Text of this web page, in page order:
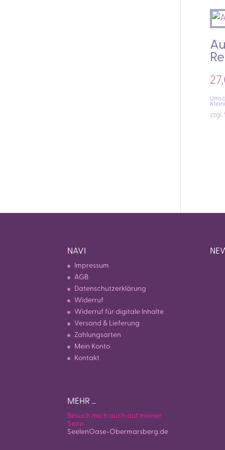
zzgl.
NAVI
Impressum
AGB
Datenschutzerklärung
Widerruf
Widerruf für digitale Inhalte
Versand & Lieferung
Zahlungsarten
Mein Konto
Kontakt
MEHR …
Besuch mich auch auf meiner
Seite:
SeelenOase-Obermarsberg.de